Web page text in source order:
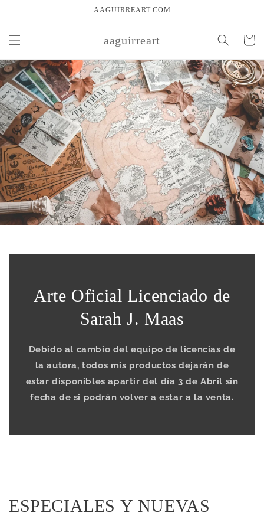
AAGUIRREART.COM
aaguirreart Carrito
Arte Oficial Licenciado de
Sarah J. Maas
Debido al cambio del equipo de licencias de
la autora, todos mis productos dejarán de
estar disponibles apartir del día 3 de Abril sin
fecha de si podrán volver a estar a la venta.
Colección:
ESPECIALES Y NUEVAS